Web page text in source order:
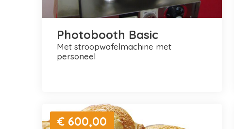
Photobooth Basic
met stroopwafelmachine met
personeel
€ 600,00